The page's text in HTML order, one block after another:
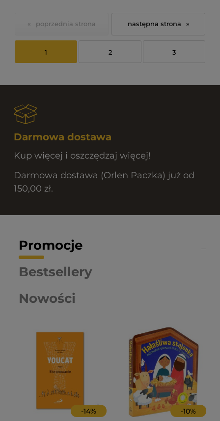
«
1 2 3
»
Darmowa dostawa
Kup więcej i oszczędzaj więcej!
Darmowa dostawa (Orlen Paczka) już od
150,00 zł.
Promocje
Nowości
Bestsellery
-14%
-10%